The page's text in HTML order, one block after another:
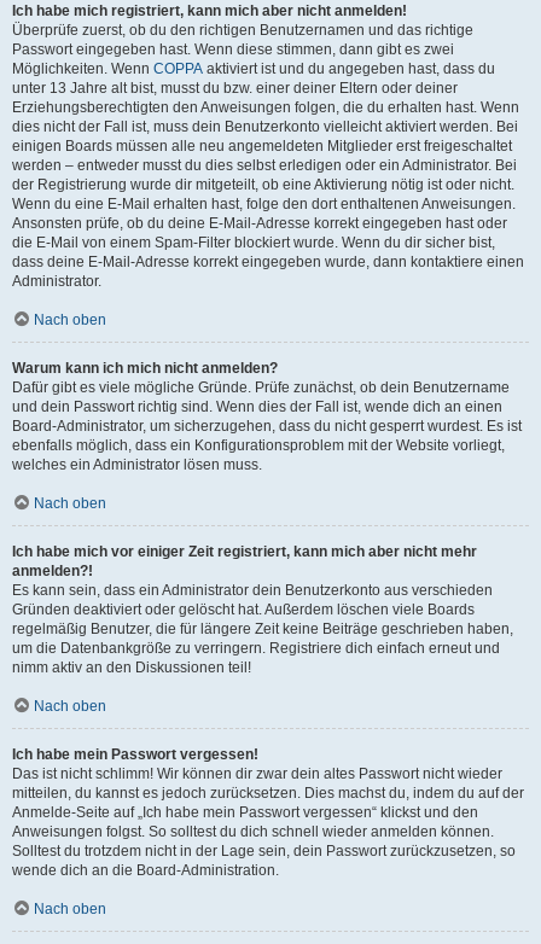
Ich habe mich registriert, kann mich aber nicht anmelden!
Überprüfe zuerst, ob du den richtigen Benutzernamen und das richtige
Passwort eingegeben hast. Wenn diese stimmen, dann gibt es zwei
Möglichkeiten. Wenn COPPA aktiviert ist und du angegeben hast, dass du
unter 13 Jahre alt bist, musst du bzw. einer deiner Eltern oder deiner
Erziehungsberechtigten den Anweisungen folgen, die du erhalten hast. Wenn
dies nicht der Fall ist, muss dein Benutzerkonto vielleicht aktiviert werden. Bei
einigen Boards müssen alle neu angemeldeten Mitglieder erst freigeschaltet
werden – entweder musst du dies selbst erledigen oder ein Administrator. Bei
der Registrierung wurde dir mitgeteilt, ob eine Aktivierung nötig ist oder nicht.
Wenn du eine E-Mail erhalten hast, folge den dort enthaltenen Anweisungen.
Ansonsten prüfe, ob du deine E-Mail-Adresse korrekt eingegeben hast oder
die E-Mail von einem Spam-Filter blockiert wurde. Wenn du dir sicher bist,
dass deine E-Mail-Adresse korrekt eingegeben wurde, dann kontaktiere einen
Administrator.
Nach oben
Warum kann ich mich nicht anmelden?
Dafür gibt es viele mögliche Gründe. Prüfe zunächst, ob dein Benutzername
und dein Passwort richtig sind. Wenn dies der Fall ist, wende dich an einen
Board-Administrator, um sicherzugehen, dass du nicht gesperrt wurdest. Es ist
ebenfalls möglich, dass ein Konfigurationsproblem mit der Website vorliegt,
welches ein Administrator lösen muss.
Nach oben
Ich habe mich vor einiger Zeit registriert, kann mich aber nicht mehr
anmelden?!
Es kann sein, dass ein Administrator dein Benutzerkonto aus verschieden
Gründen deaktiviert oder gelöscht hat. Außerdem löschen viele Boards
regelmäßig Benutzer, die für längere Zeit keine Beiträge geschrieben haben,
um die Datenbankgröße zu verringern. Registriere dich einfach erneut und
nimm aktiv an den Diskussionen teil!
Nach oben
Ich habe mein Passwort vergessen!
Das ist nicht schlimm! Wir können dir zwar dein altes Passwort nicht wieder
mitteilen, du kannst es jedoch zurücksetzen. Dies machst du, indem du auf der
Anmelde-Seite auf „Ich habe mein Passwort vergessen“ klickst und den
Anweisungen folgst. So solltest du dich schnell wieder anmelden können.
Solltest du trotzdem nicht in der Lage sein, dein Passwort zurückzusetzen, so
wende dich an die Board-Administration.
Nach oben